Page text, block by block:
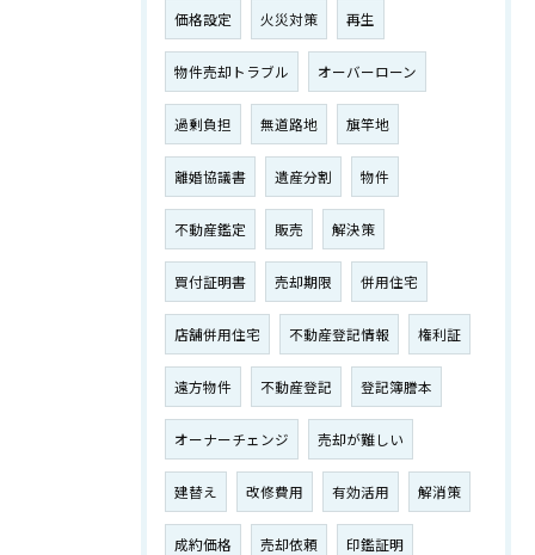
価格設定 火災対策 再生
物件売却トラブル オーバーローン
過剰負担 無道路地 旗竿地
離婚協議書 遺産分割 物件
不動産鑑定 販売 解決策
買付証明書 売却期限 併用住宅
店舗併用住宅 不動産登記情報 権利証
遠方物件 不動産登記 登記簿謄本
オーナーチェンジ 売却が難しい
建替え 改修費用 有効活用 解消策
成約価格 売却依頼 印鑑証明